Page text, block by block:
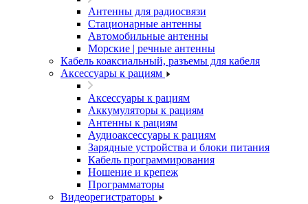
Антенны для радиосвязи
Стационарные антенны
Автомобильные антенны
Морские | речные антенны
Кабель коаксиальный, разъемы для кабеля
Аксессуары к рациям
Аксессуары к рациям
Аккумуляторы к рациям
Антенны к рациям
Аудиоаксессуары к рациям
Зарядные устройства и блоки питания
Кабель программирования
Ношение и крепеж
Программаторы
Видеорегистраторы